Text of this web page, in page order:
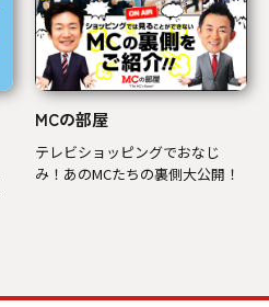
MCの部屋
テレビショッピングでおなじ
み！あのMCたちの裏側大公開！